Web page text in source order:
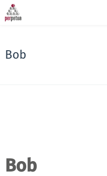
Bob
Bob